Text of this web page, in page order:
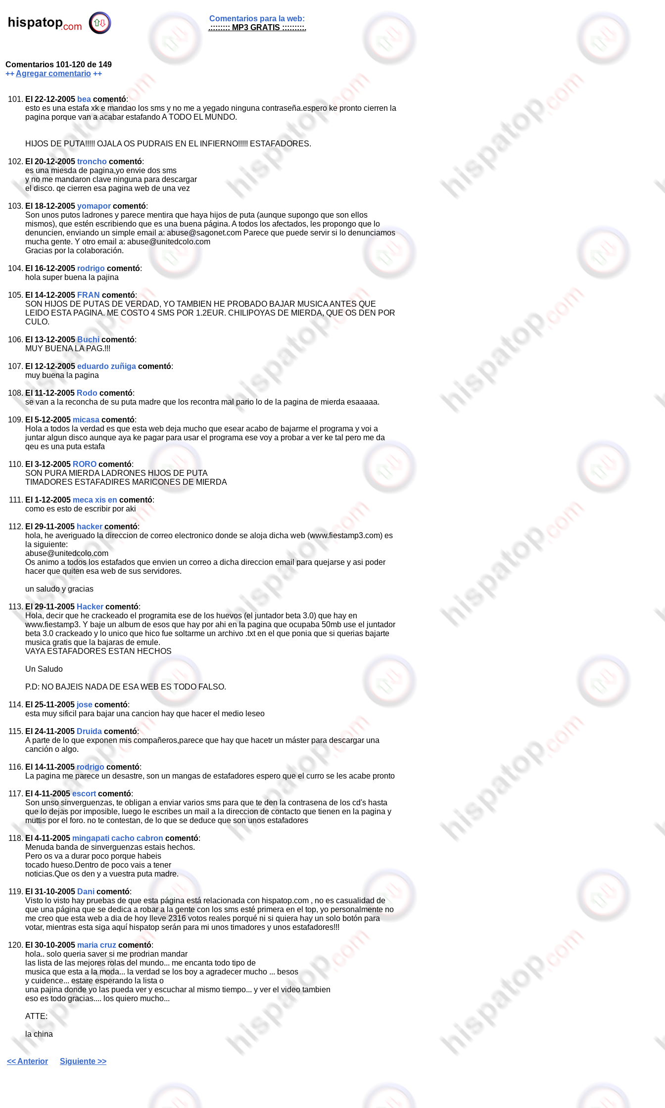
Comentarios para la web:
.:::::::: MP3 GRATIS :::::::::.
Comentarios 101-120 de 149
++ Agregar comentario ++
El 22-12-2005 bea comentó:
esto es una estafa xk e mandao los sms y no me a yegado ninguna contraseña.espero ke pronto cierren la
pagina porque van a acabar estafando A TODO EL MUNDO.
HIJOS DE PUTA!!!!! OJALA OS PUDRAIS EN EL INFIERNO!!!!! ESTAFADORES.
El 20-12-2005 troncho comentó:
es una miesda de pagina,yo envie dos sms
y no me mandaron clave ninguna para descargar
el disco. qe cierren esa pagina web de una vez
El 18-12-2005 yomapor comentó:
Son unos putos ladrones y parece mentira que haya hijos de puta (aunque supongo que son ellos
mismos), que estén escribiendo que es una buena página. A todos los afectados, les propongo que lo
denuncien, enviando un simple email a: abuse@sagonet.com Parece que puede servir si lo denunciamos
mucha gente. Y otro email a: abuse@unitedcolo.com
Gracias por la colaboración.
El 16-12-2005 rodrigo comentó:
hola super buena la pajina
El 14-12-2005 FRAN comentó:
SON HIJOS DE PUTAS DE VERDAD, YO TAMBIEN HE PROBADO BAJAR MUSICA ANTES QUE
LEIDO ESTA PAGINA. ME COSTO 4 SMS POR 1.2EUR. CHILIPOYAS DE MIERDA, QUE OS DEN POR
CULO.
El 13-12-2005Buchi comentó:
MUY BUENA LA PAG.!!!
El 12-12-2005 eduardo zuñiga comentó:
muy buena la pagina
El 11-12-2005 Rodo comentó:
se van a la reconcha de su puta madre que los recontra mal pario lo de la pagina de mierda esaaaaa.
El 5-12-2005 micasa comentó:
Hola a todos la verdad es que esta web deja mucho que esear acabo de bajarme el programa y voi a
juntar algun disco aunque aya ke pagar para usar el programa ese voy a probar a ver ke tal pero me da
qeu es una puta estafa
El 3-12-2005 RORO comentó:
SON PURA MIERDA LADRONES HIJOS DE PUTA
TIMADORES ESTAFADIRES MARICONES DE MIERDA
El 1-12-2005 meca xis en comentó:
como es esto de escribir por aki
El 29-11-2005 hacker comentó:
hola, he averiguado la direccion de correo electronico donde se aloja dicha web (www.fiestamp3.com) es
la siguiente:
abuse@unitedcolo.com
Os animo a todos los estafados que envien un correo a dicha direccion email para quejarse y asi poder
hacer que quiten esa web de sus servidores.
un saludo y gracias
El 29-11-2005 Hacker comentó:
Hola, decir que he crackeado el programita ese de los huevos (el juntador beta 3.0) que hay en
www.fiestamp3. Y baje un album de esos que hay por ahi en la pagina que ocupaba 50mb use el juntador
beta 3.0 crackeado y lo unico que hico fue soltarme un archivo .txt en el que ponia que si querias bajarte
musica gratis que la bajaras de emule.
VAYA ESTAFADORES ESTAN HECHOS
Un Saludo
P.D: NO BAJEIS NADA DE ESA WEB ES TODO FALSO.
El 25-11-2005 jose comentó:
esta muy sificil para bajar una cancion hay que hacer el medio leseo
El 24-11-2005 Druida comentó:
A parte de lo que exponen mis compañeros,parece que hay que hacetr un máster para descargar una
canción o algo.
El 14-11-2005rodrigo comentó:
La pagina me parece un desastre, son un mangas de estafadores espero que el curro se les acabe pronto
El 4-11-2005escort comentó:
Son unso sinverguenzas, te obligan a enviar varios sms para que te den la contrasena de los cd's hasta
que lo dejas por imposible, luego le escribes un mail a la direccion de contacto que tienen en la pagina y
muttis por el foro. no te contestan, de lo que se deduce que son unos estafadores
El 4-11-2005 mingapati cacho cabron comentó:
Menuda banda de sinverguenzas estais hechos.
Pero os va a durar poco porque habeis
tocado hueso.Dentro de poco vais a tener
noticias.Que os den y a vuestra puta madre.
El 31-10-2005 Dani comentó:
Visto lo visto hay pruebas de que esta página está relacionada con hispatop.com , no es casualidad de
que una página que se dedica a robar a la gente con los sms esté primera en el top, yo personalmente no
me creo que esta web a dia de hoy lleve 2316 votos reales porqué ni si quiera hay un solo botón para
votar, mientras esta siga aquí hispatop serán para mi unos timadores y unos estafadores!!!
El 30-10-2005 maria cruz comentó:
hola.. solo queria saver si me prodrian mandar
las lista de las mejores rolas del mundo... me encanta todo tipo de
musica que esta a la moda... la verdad se los boy a agradecer mucho ... besos
y cuidence... estare esperando la lista o
una pajina donde yo las pueda ver y escuchar al mismo tiempo... y ver el video tambien
eso es todo gracias.... los quiero mucho...
ATTE:
la china
<< Anterior Siguiente >>